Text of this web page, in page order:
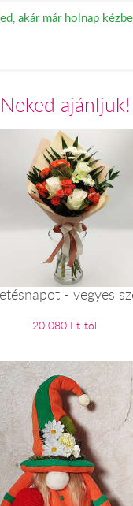
akár már holnap
Neked ajánljuk!
- vegyes
20 080 Ft-tól